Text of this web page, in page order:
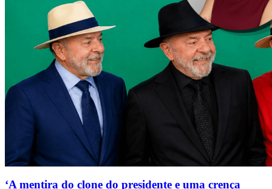
‘A mentira do clone do presidente e uma crença